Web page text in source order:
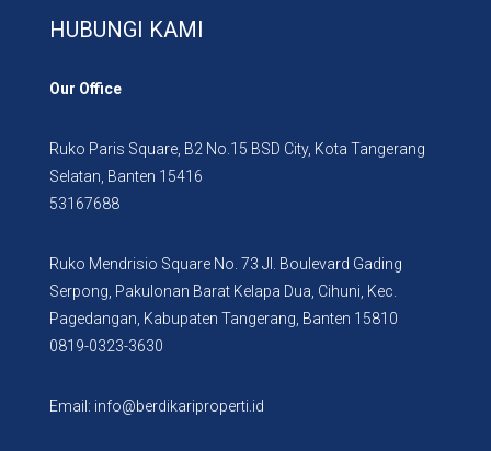
HUBUNGI KAMI
Our Office
Ruko Paris Square, B2 No.15 BSD City, Kota Tangerang
Selatan, Banten 15416
53167688
Ruko Mendrisio Square No. 73 Jl. Boulevard Gading
Serpong, Pakulonan Barat Kelapa Dua, Cihuni, Kec.
Pagedangan, Kabupaten Tangerang, Banten 15810
0819-0323-3630
Email: info@berdikariproperti.id